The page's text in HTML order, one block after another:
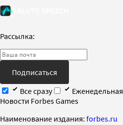
Рассылка:
Подписаться
Все сразу
Еженедельная
Новости Forbes Games
Наименование издания: forbes.ru